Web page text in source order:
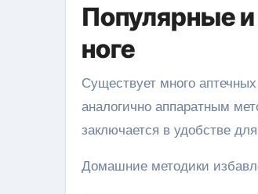
Популярные
ноге
Существует много
аналогично аппаратным
заключается в удобстве
Домашние методики